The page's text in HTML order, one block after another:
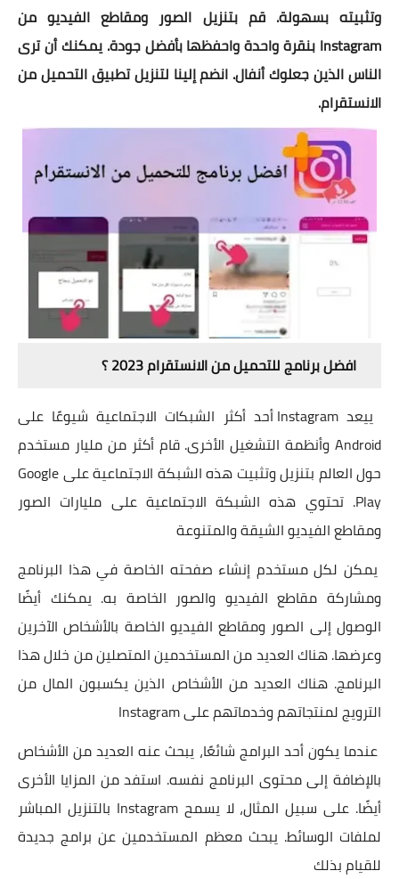
وتثبيته بسهولة. قم بتنزيل الصور ومقاطع الفيديو من
Instagram بنقرة واحدة واحفظها بأفضل جودة. يمكنك أن ترى
الناس الذين جعلوك أنفال. انضم إلينا لتنزيل تطبيق التحميل من
الانستقرام.
افضل برنامج للتحميل من الانستقرام 2023 ؟
ييعد Instagram أحد أكثر الشبكات الاجتماعية شيوعًا على
Android وأنظمة التشغيل الأخرى. قام أكثر من مليار مستخدم
حول العالم بتنزيل وتثبيت هذه الشبكة الاجتماعية على Google
Play. تحتوي هذه الشبكة الاجتماعية على مليارات الصور
ومقاطع الفيديو الشيقة والمتنوعة
يمكن لكل مستخدم إنشاء صفحته الخاصة في هذا البرنامج
ومشاركة مقاطع الفيديو والصور الخاصة به. يمكنك أيضًا
الوصول إلى الصور ومقاطع الفيديو الخاصة بالأشخاص الآخرين
وعرضها. هناك العديد من المستخدمين المتصلين من خلال هذا
البرنامج. هناك العديد من الأشخاص الذين يكسبون المال من
الترويج لمنتجاتهم وخدماتهم على Instagram
عندما يكون أحد البرامج شائعًا، يبحث عنه العديد من الأشخاص
بالإضافة إلى محتوى البرنامج نفسه. استفد من المزايا الأخرى
أيضًا. على سبيل المثال، لا يسمح Instagram بالتنزيل المباشر
لملفات الوسائط. يبحث معظم المستخدمين عن برامج جديدة
للقيام بذلك